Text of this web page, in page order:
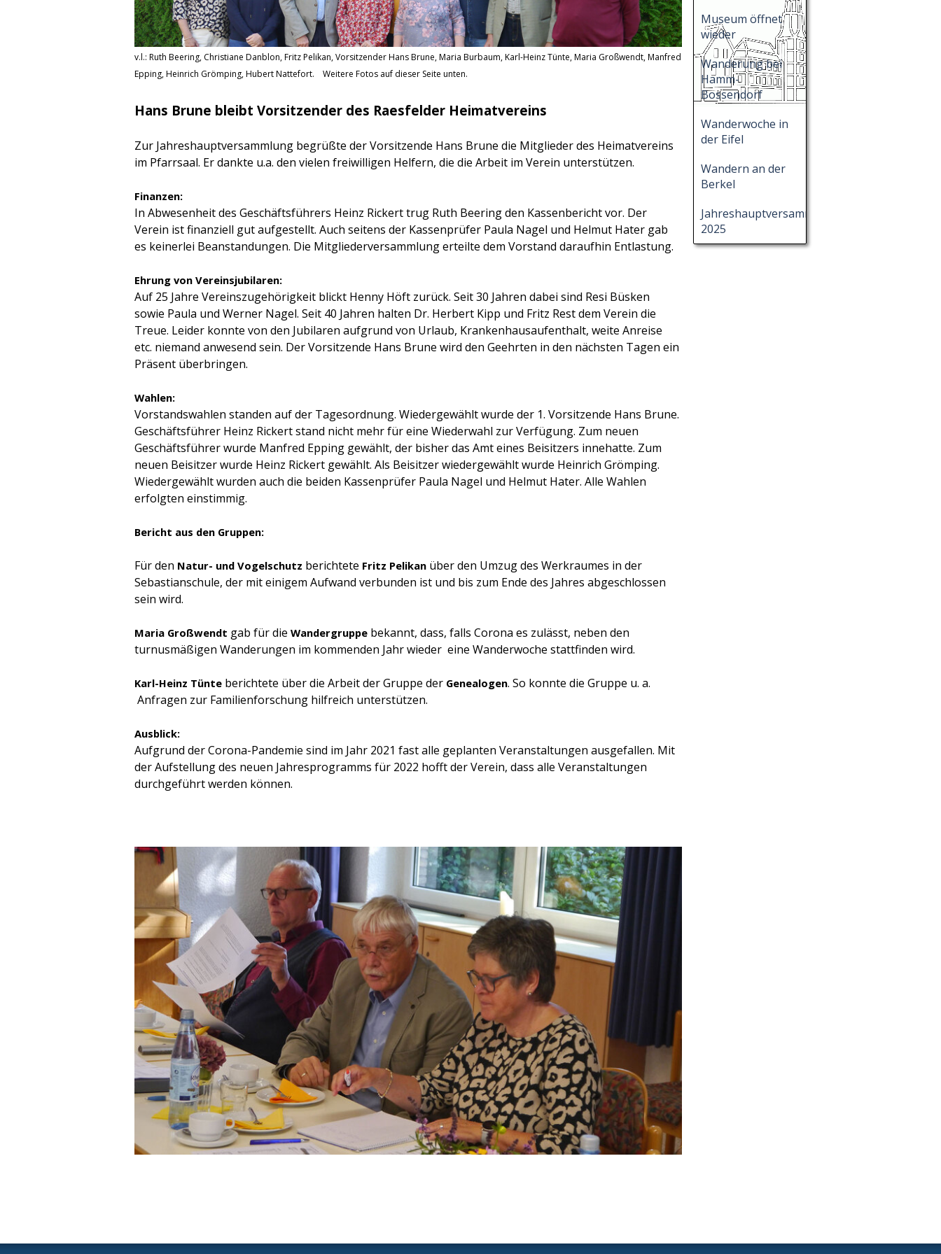
v.l.: Ruth Beering, Christiane Danblon, Fritz Pelikan, Vorsitzender Hans Brune, Maria Burbaum, Karl-Heinz Tünte, Maria Großwendt, Manfred
Epping, Heinrich Grömping, Hubert Nattefort. Weitere Fotos auf dieser Seite unten.
Hans Brune bleibt Vorsitzender des Raesfelder Heimatvereins
Zur Jahreshauptversammlung begrüßte der Vorsitzende Hans Brune die Mitglieder des Heimatvereins
im Pfarrsaal. Er dankte u.a. den vielen freiwilligen Helfern, die die Arbeit im Verein unterstützen.
Finanzen:
In Abwesenheit des Geschäftsführers Heinz Rickert trug Ruth Beering den Kassenbericht vor. Der
Verein ist finanziell gut aufgestellt. Auch seitens der Kassenprüfer Paula Nagel und Helmut Hater gab
es keinerlei Beanstandungen. Die Mitgliederversammlung erteilte dem Vorstand daraufhin Entlastung.
Ehrung von Vereinsjubilaren:
Auf 25 Jahre Vereinszugehörigkeit blickt Henny Höft zurück. Seit 30 Jahren dabei sind Resi Büsken
sowie Paula und Werner Nagel. Seit 40 Jahren halten Dr. Herbert Kipp und Fritz Rest dem Verein die
Treue. Leider konnte von den Jubilaren aufgrund von Urlaub, Krankenhausaufenthalt, weite Anreise
etc. niemand anwesend sein. Der Vorsitzende Hans Brune wird den Geehrten in den nächsten Tagen ein
Präsent überbringen.
Wahlen:
Vorstandswahlen standen auf der Tagesordnung. Wiedergewählt wurde der 1. Vorsitzende Hans Brune.
Geschäftsführer Heinz Rickert stand nicht mehr für eine Wiederwahl zur Verfügung. Zum neuen
Geschäftsführer wurde Manfred Epping gewählt, der bisher das Amt eines Beisitzers innehatte. Zum
neuen Beisitzer wurde Heinz Rickert gewählt. Als Beisitzer wiedergewählt wurde Heinrich Grömping.
Wiedergewählt wurden auch die beiden Kassenprüfer Paula Nagel und Helmut Hater. Alle Wahlen
erfolgten einstimmig.
Bericht aus den Gruppen:
Für den Natur- und Vogelschutz berichtete Fritz Pelikan über den Umzug des Werkraumes in der
Sebastianschule, der mit einigem Aufwand verbunden ist und bis zum Ende des Jahres abgeschlossen
sein wird.
Maria Großwendt gab für die Wandergruppe bekannt, dass, falls Corona es zulässt, neben den
turnusmäßigen Wanderungen im kommenden Jahr wieder eine Wanderwoche stattfinden wird.
Karl-Heinz Tünte berichtete über die Arbeit der Gruppe der Genealogen. So konnte die Gruppe u. a.
Anfragen zur Familienforschung hilfreich unterstützen.
Ausblick:
Aufgrund der Corona-Pandemie sind im Jahr 2021 fast alle geplanten Veranstaltungen ausgefallen. Mit
der Aufstellung des neuen Jahresprogramms für 2022 hofft der Verein, dass alle Veranstaltungen
durchgeführt werden können.
Museum öffnet
wieder
Wanderung bei
Hamm-
Bossendorf
Wanderwoche in
der Eifel
Wandern an der
Berkel
Jahreshauptversammlung
2025